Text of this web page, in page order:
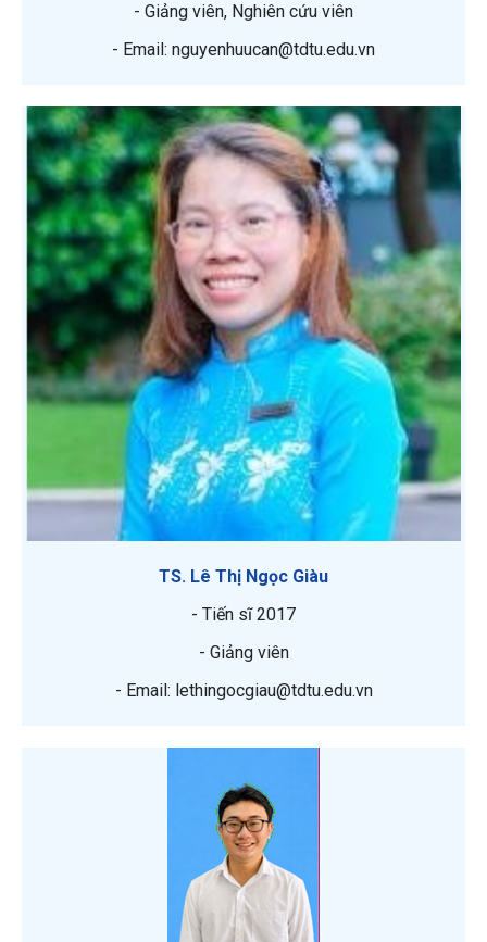
- Giảng viên, Nghiên cứu viên
- Email: nguyenhuucan@tdtu.edu.vn
TS. Lê Thị Ngọc Giàu
- Tiến sĩ 2017
- Giảng viên
- Email: lethingocgiau@tdtu.edu.vn